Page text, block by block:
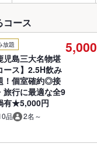
コース
放題
児島三大名物堪
ース】2.5H飲み
！個室確約◎接
旅行に最適な全9
有★5,000円
品 2名～
5,000